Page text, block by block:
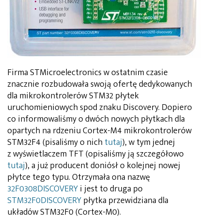
Firma STMicroelectronics w ostatnim czasie
znacznie rozbudowała swoją ofertę dedykowanych
dla mikrokontrolerów STM32 płytek
uruchomieniowych spod znaku Discovery. Dopiero
co informowaliśmy o dwóch nowych płytkach dla
opartych na rdzeniu Cortex-M4 mikrokontrolerów
STM32F4 (pisaliśmy o nich tutaj), w tym jednej
z wyświetlaczem TFT (opisaliśmy ją szczegółowo
tutaj), a już producent doniósł o kolejnej nowej
płytce tego typu. Otrzymała ona nazwę
32F0308DISCOVERYi jest to druga po
STM32F0DISCOVERYpłytka przewidziana dla
układów STM32F0 (Cortex-M0).